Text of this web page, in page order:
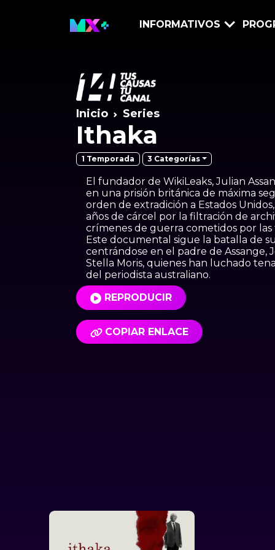
INFORMATIVOS
Inicio Series
Ithaka
1 Temporada 3 Categorías
El fundador de WikiLeaks, Julian
en una prisión británica de máxima
orden de extradición a Estados
años de cárcel por la filtración de
crímenes de guerra cometidos por las
Este documental sigue la batalla de
centrándose en el padre de Assange,
Stella Moris, quienes han luchado
del periodista australiano.
REPRODUCIR
COPIAR ENLACE